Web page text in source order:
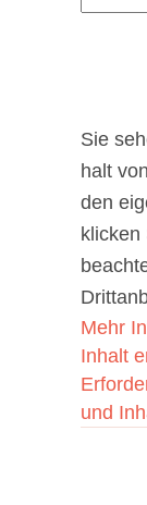
Sie
halt von
den
kli­cken
Mehr
Inhalt
und